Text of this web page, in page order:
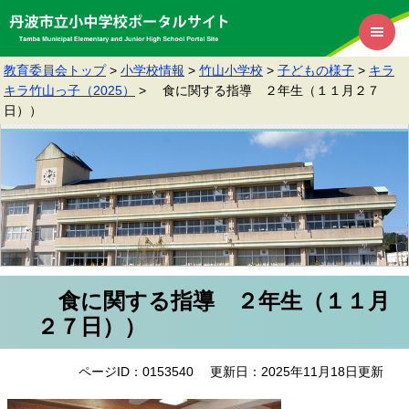
教育委員会トップ > 小学校情報 > 竹山小学校 > 子どもの様子 > キラ
キラ竹山っ子（2025）
>
食に関する指導 ２年生（１１月２７
日））
食に関する指導 ２年生（１１月
２７日））
ページID：0153540 更新日：2025年11月18日更新